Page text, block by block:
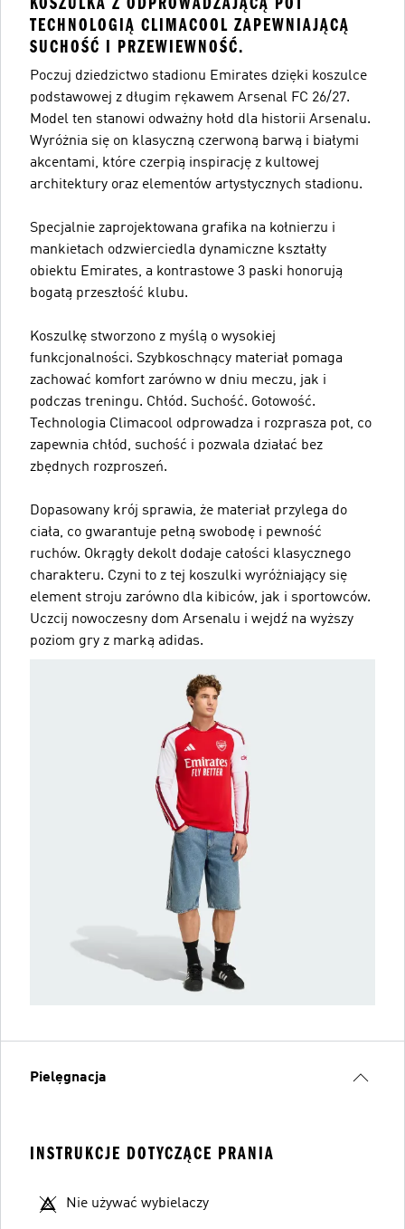
TECHNOLOGIĄ CLIMACOOL ZAPEWNIAJĄCĄ
SUCHOŚĆ I PRZEWIEWNOŚĆ.
Poczuj dziedzictwo stadionu Emirates dzięki koszulce
podstawowej z długim rękawem Arsenal FC 26/27.
Model ten stanowi odważny hołd dla historii Arsenalu.
Wyróżnia się on klasyczną czerwoną barwą i białymi
akcentami, które czerpią inspirację z kultowej
architektury oraz elementów artystycznych stadionu.
Specjalnie zaprojektowana grafika na kołnierzu i
mankietach odzwierciedla dynamiczne kształty
obiektu Emirates, a kontrastowe 3 paski honorują
bogatą przeszłość klubu.
Koszulkę stworzono z myślą o wysokiej
funkcjonalności. Szybkoschnący materiał pomaga
zachować komfort zarówno w dniu meczu, jak i
podczas treningu. Chłód. Suchość. Gotowość.
Technologia Climacool odprowadza i rozprasza pot, co
zapewnia chłód, suchość i pozwala działać bez
zbędnych rozproszeń.
Dopasowany krój sprawia, że materiał przylega do
ciała, co gwarantuje pełną swobodę i pewność
ruchów. Okrągły dekolt dodaje całości klasycznego
charakteru. Czyni to z tej koszulki wyróżniający się
element stroju zarówno dla kibiców, jak i sportowców.
Uczcij nowoczesny dom Arsenalu i wejdź na wyższy
poziom gry z marką adidas.
Pielęgnacja
INSTRUKCJE DOTYCZĄCE PRANIA
Nie używać wybielaczy